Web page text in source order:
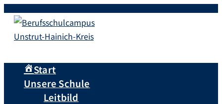
Start
Unsere Schule
Leitbild